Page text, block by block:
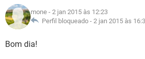
GUIA DE COMPRAS
INSTAGRAM
GUIA DE COMPRAS
CELULAR
OUTLOOK EXCEL
INSTAGRAM
JOGOS
CELULAR
OUTLOOK
GLOSSÁRIO
JOGOS
mone - 2 jan 2015 às 12:23
Perfil bloqueado - 2 jan 2015 às
Bom dia!